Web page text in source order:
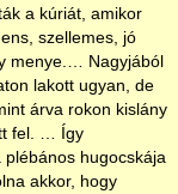
a kúriát, amikor
szellemes, jó
menye.… Nagyjából
lakott ugyan, de
árva rokon kislány
fel. … Így
hugocskája
akkor, hogy